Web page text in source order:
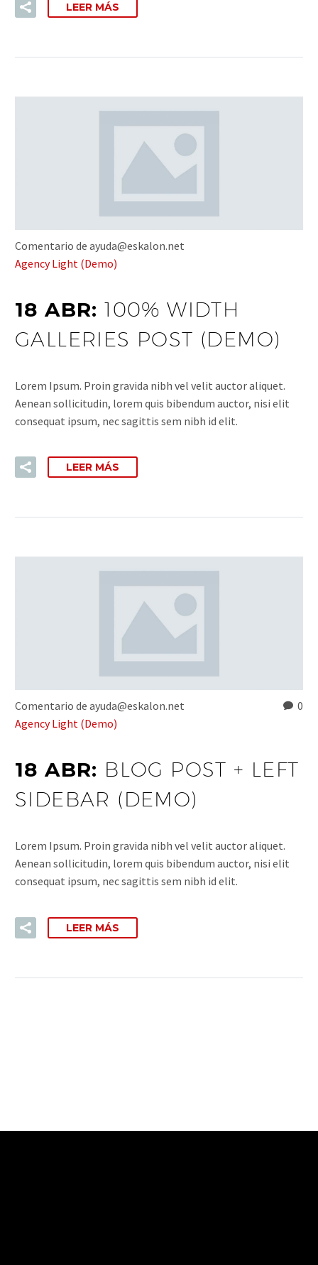
LEER MÁS
Comentario de ayuda@eskalon.net
Agency Light (Demo)
18 ABR:100% WIDTH
GALLERIES POST (DEMO)
Lorem Ipsum. Proin gravida nibh vel velit auctor aliquet.
Aenean sollicitudin, lorem quis bibendum auctor, nisi elit
consequat ipsum, nec sagittis sem nibh id elit.
LEER MÁS
0
Comentario de ayuda@eskalon.net
Agency Light (Demo)
18 ABR: BLOG POST + LEFT
SIDEBAR (DEMO)
Lorem Ipsum. Proin gravida nibh vel velit auctor aliquet.
Aenean sollicitudin, lorem quis bibendum auctor, nisi elit
consequat ipsum, nec sagittis sem nibh id elit.
LEER MÁS